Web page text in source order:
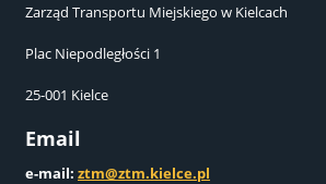
Zarząd Transportu Miejskiego w Kielcach
Plac Niepodległości 1
25-001 Kielce
Email
e-mail: ztm@ztm.kielce.pl